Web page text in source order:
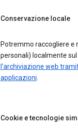
Conservazione locale
Potremmo raccogliere
personali) localmente
l'archiviazione web
applicazioni.
Cookie e tecnologie